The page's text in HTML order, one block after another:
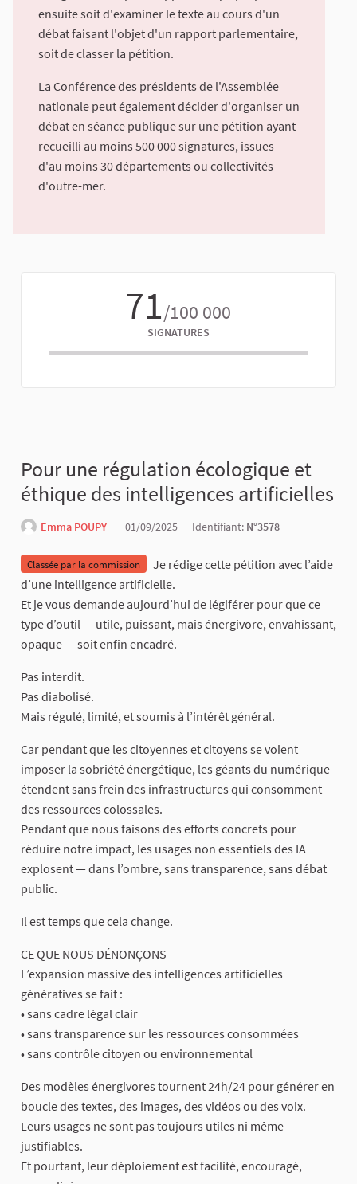
ensuite soit d'examiner le texte au cours d'un
débat faisant l'objet d'un rapport parlementaire,
soit de classer la pétition.
La Conférence des présidents de l'Assemblée
nationale peut également décider d'organiser un
débat en séance publique sur une pétition ayant
recueilli au moins 500 000 signatures, issues
d'au moins 30 départements ou collectivités
d'outre-mer.
71/100 000
SIGNATURES
Pour une régulation écologique et
éthique des intelligences artificielles
Emma POUPY 01/09/2025 Identifiant: N°3578
Classée par la commission
Je rédige cette pétition avec l’aide
d’une intelligence artificielle.
Et je vous demande aujourd’hui de légiférer pour que ce
type d’outil — utile, puissant, mais énergivore, envahissant,
opaque — soit enfin encadré.
Pas interdit.
Pas diabolisé.
Mais régulé, limité, et soumis à l’intérêt général.
Car pendant que les citoyennes et citoyens se voient
imposer la sobriété énergétique, les géants du numérique
étendent sans frein des infrastructures qui consomment
des ressources colossales.
Pendant que nous faisons des efforts concrets pour
réduire notre impact, les usages non essentiels des IA
explosent — dans l’ombre, sans transparence, sans débat
public.
Il est temps que cela change.
CE QUE NOUS DÉNONÇONS
L’expansion massive des intelligences artificielles
génératives se fait :
• sans cadre légal clair
• sans transparence sur les ressources consommées
• sans contrôle citoyen ou environnemental
Des modèles énergivores tournent 24h/24 pour générer en
boucle des textes, des images, des vidéos ou des voix.
Leurs usages ne sont pas toujours utiles ni même
justifiables.
Et pourtant, leur déploiement est facilité, encouragé,